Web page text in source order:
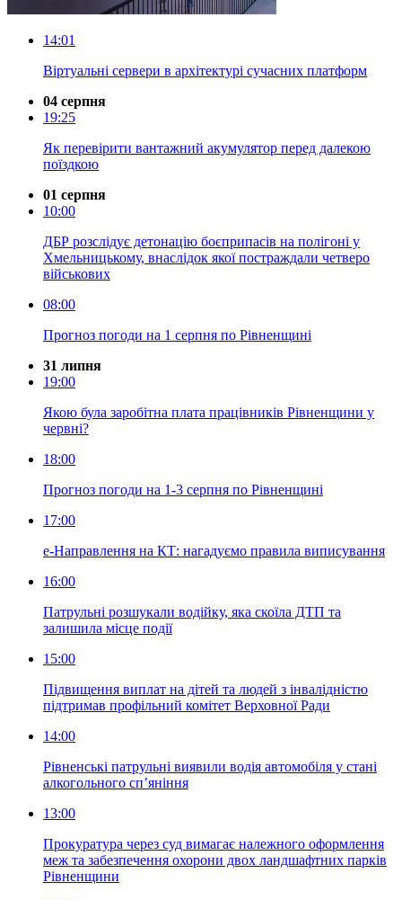
14:01
Віртуальні сервери в архітектурі сучасних платформ
04 серпня
19:25
Як перевірити вантажний акумулятор перед далекою
поїздкою
01 серпня
10:00
ДБР розслідує детонацію боєприпасів на полігоні у
Хмельницькому, внаслідок якої постраждали четверо
військових
08:00
Прогноз погоди на 1 серпня по Рівненщині
31 липня
19:00
Якою була заробітна плата працівників Рівненщини у
червні?
18:00
Прогноз погоди на 1-3 серпня по Рівненщині
17:00
е-Направлення на КТ: нагадуємо правила виписування
16:00
Патрульні розшукали водійку, яка скоїла ДТП та
залишила місце події
15:00
Підвищення виплат на дітей та людей з інвалідністю
підтримав профільний комітет Верховної Ради
14:00
Рівненські патрульні виявили водія автомобіля у стані
алкогольного сп’яніння
13:00
Прокуратура через суд вимагає належного оформлення
меж та забезпечення охорони двох ландшафтних парків
Рівненщини